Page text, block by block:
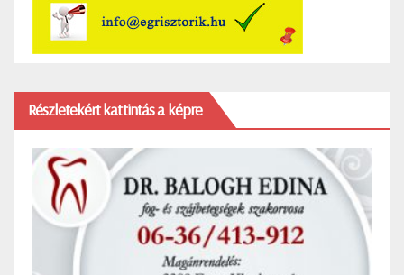
Részletekért kattintás a képre